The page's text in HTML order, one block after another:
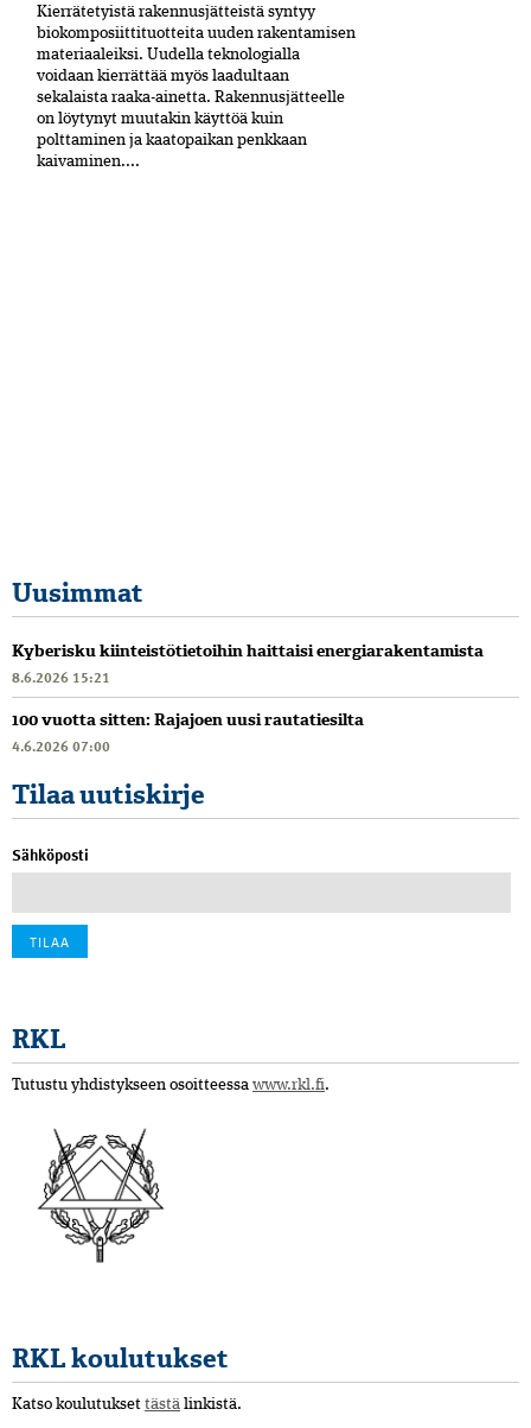
Kierrätetyistä rakennusjätteistä syntyy
biokomposiittituotteita uuden rakentamisen
materiaaleiksi. Uudella teknologialla
voidaan kierrättää myös laadultaan
sekalaista raaka-ainetta. Rakennusjätteelle
on löytynyt muutakin käyttöä kuin
polttaminen ja kaatopaikan penkkaan
kaivaminen....
Uusimmat
Kyberisku kiinteistötietoihin haittaisi energiarakentamista
8.6.2026 15:21
100 vuotta sitten: Rajajoen uusi rautatiesilta
4.6.2026 07:00
Tilaa uutiskirje
Sähköposti
RKL
Tutustu yhdistykseen osoitteessa www.rkl.fi.
RKL koulutukset
Katso koulutukset tästä linkistä.